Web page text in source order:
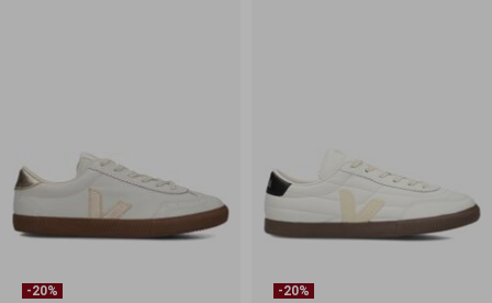
-20% -20%